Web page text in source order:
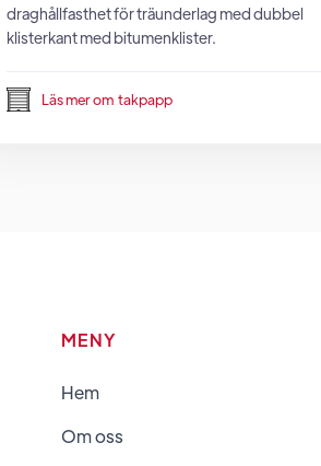
draghållfasthet för träunderlag med dubbel
klisterkant med bitumenklister.
Läs mer om takpapp
MENY
Hem
Om oss